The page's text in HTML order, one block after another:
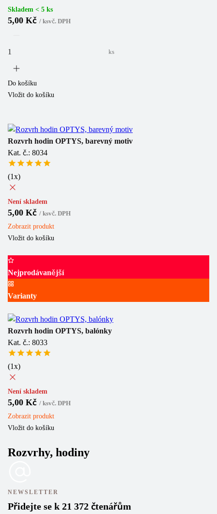
Skladem < 5 ks
5,00 Kč / ksvč. DPH
ks
Do košíku
Vložit do košíku
Rozvrh hodin OPTYS, barevný motiv
Kat. č.: 8034
(1x)
Není skladem
5,00 Kč / ksvč. DPH
Zobrazit produkt
Vložit do košíku
Nejprodávanější
Varianty
Rozvrh hodin OPTYS, balónky
Kat. č.: 8033
(1x)
Není skladem
5,00 Kč / ksvč. DPH
Zobrazit produkt
Vložit do košíku
Rozvrhy, hodiny
NEWSLETTER
Přidejte se k 21 372 čtenářům